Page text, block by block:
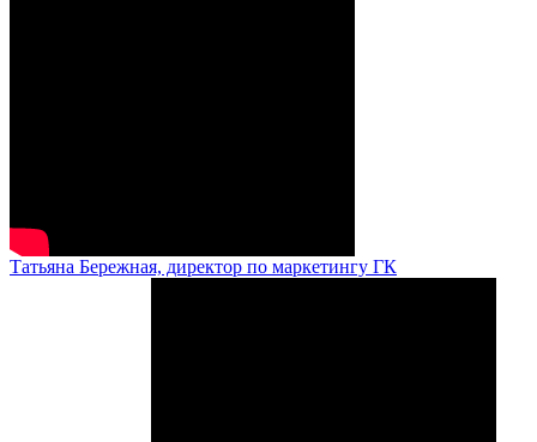
Татьяна Бережная, директор по маркетингу ГК